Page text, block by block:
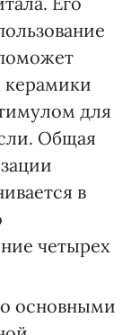
керамики
для
Общая
в
четырех
основными